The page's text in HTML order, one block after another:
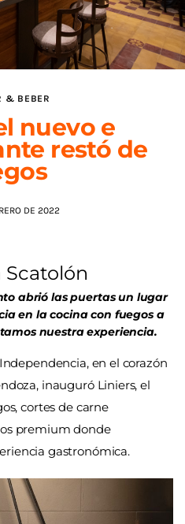
& BEBER
nuevo e
restó de
DE 2022
Scatolón
abrió las puertas un lugar
en la cocina con fuegos a
nuestra experiencia.
en el corazón
inauguró Liniers, el
cortes de carne
premium donde
gastronómica.